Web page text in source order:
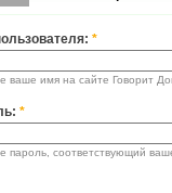
*
ваше имя на сайте Говорит
*
пароль, соответствующий